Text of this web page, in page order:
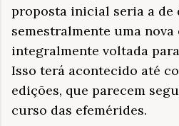
proposta inicial seria a
semestralmente uma nova
integralmente voltada
Isso terá acontecido até
edições, que parecem
curso das efemérides.